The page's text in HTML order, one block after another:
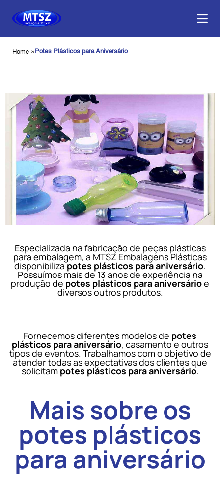
Home » Potes Plásticos para Aniversário
Especializada na fabricação de peças plásticas
para embalagem, a MTSZ Embalagens Plásticas
disponibilizapotes plásticos para aniversário.
Possuímos mais de 13 anos de experiência na
produção de potes plásticos para aniversárioe
diversos outros produtos.
Fornecemos diferentes modelos de potes
plásticos para aniversário, casamento e outros
tipos de eventos. Trabalhamos com o objetivo de
atender todas as expectativas dos clientes que
solicitam potes plásticos para aniversário.
Mais sobre os
potes plásticos
para aniversário